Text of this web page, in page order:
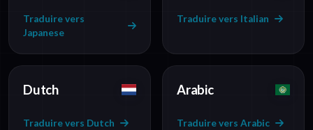
Traduire vers
Japanese
Traduire vers Italian
Dutch
Traduire vers Dutch
Arabic
Traduire vers Arabic